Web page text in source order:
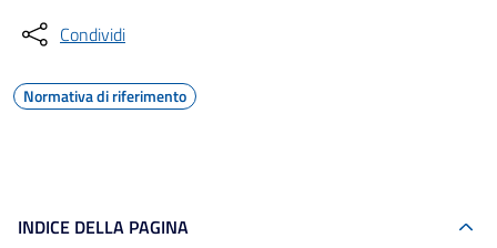
Condividi
Normativa di riferimento
INDICE DELLA PAGINA